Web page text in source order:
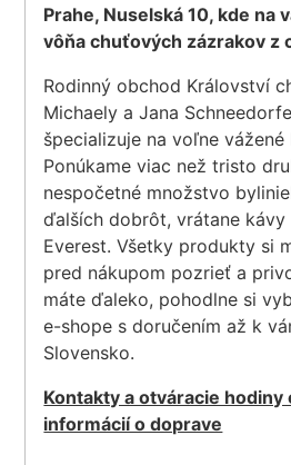
Prahe, Nuselská 10, kde na
vôňa chuťových zázrakov z
Rodinný obchod Království
Michaely a Jana
špecializuje na voľne
Ponúkame viac než tristo
nespočetné množstvo
ďalších dobrôt, vrátane kávy
Everest. Všetky produkty si
pred nákupom pozrieť a
máte ďaleko, pohodlne si
e-shope s doručením až k
Slovensko.
Kontakty a otváracie hodiny
informácií o doprave